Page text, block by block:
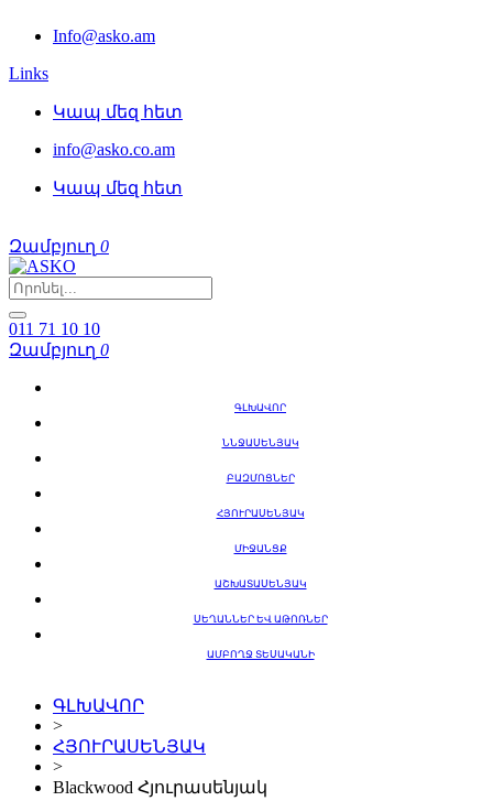
Info@asko.am
Links
Կապ մեզ հետ
info@asko.co.am
Կապ մեզ հետ
Զամբյուղ 0
011 71 10 10
Զամբյուղ 0
ԳԼԽԱՎՈՐ
ՆՆՋԱՍԵՆՅԱԿ
ԲԱԶՄՈՑՆԵՐ
ՀՅՈՒՐԱՍԵՆՅԱԿ
ՄԻՋԱՆՑՔ
ԱՇԽԱՏԱՍԵՆՅԱԿ
ՍԵՂԱՆՆԵՐ ԵՎ ԱԹՈՌՆԵՐ
ԱՄԲՈՂՋ ՏԵՍԱԿԱՆԻ
ԳԼԽԱՎՈՐ
>
ՀՅՈՒՐԱՍԵՆՅԱԿ
>
Blackwood Հյուրասենյակ